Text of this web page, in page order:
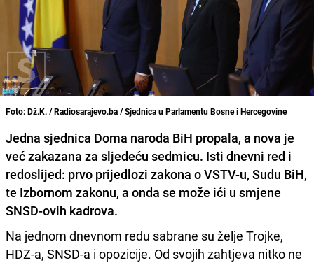
Foto: Dž.K. / Radiosarajevo.ba / Sjednica u Parlamentu Bosne i Hercegovine
Jedna sjednica Doma naroda BiH propala, a nova je
već zakazana za sljedeću sedmicu. Isti dnevni red i
redoslijed: prvo prijedlozi zakona o VSTV-u, Sudu BiH,
te Izbornom zakonu, a onda se može ići u smjene
SNSD-ovih kadrova.
Na jednom dnevnom redu sabrane su želje Trojke,
HDZ-a, SNSD-a i opozicije. Od svojih zahtjeva nitko ne